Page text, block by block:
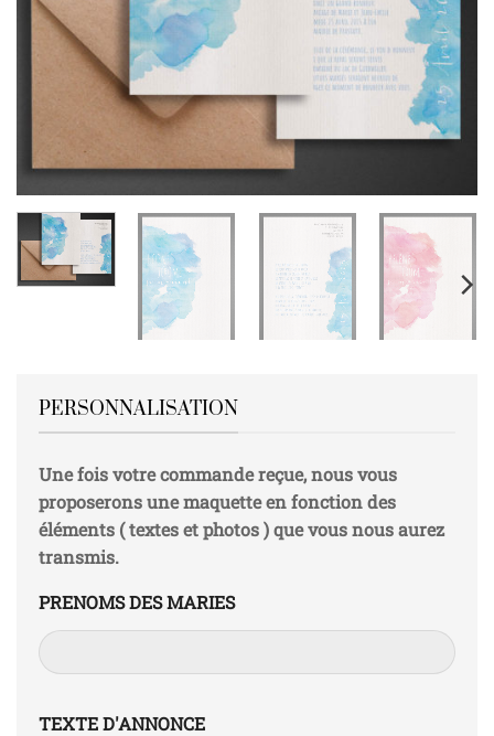
PERSONNALISATION
Une fois votre commande reçue, nous vous
proposerons une maquette en fonction des
éléments ( textes et photos ) que vous nous aurez
transmis.
PRENOMS DES MARIES
TEXTE D'ANNONCE